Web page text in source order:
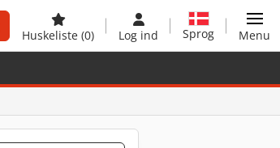
Huskeliste (0) Log ind Sprog Menu